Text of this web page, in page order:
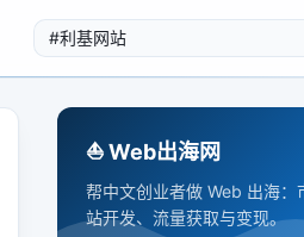
⛵️ Web出海网
帮中文创业者做 Web 出海：
站开发、流量获取与变现。